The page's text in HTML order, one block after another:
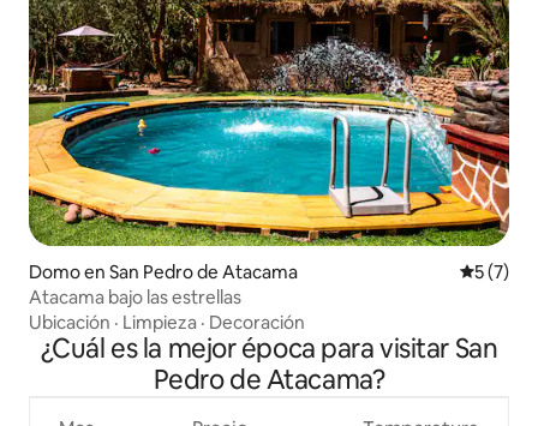
Domo en San Pedro de Atacama
5 (7)
Atacama bajo las estrellas
Ubicación · Limpieza · Decoración
¿Cuál es la mejor época para visitar San
Pedro de Atacama?